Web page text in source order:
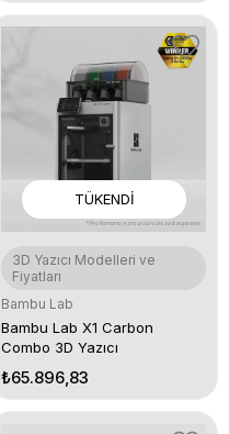
TÜKENDI
3D Yazıcı Modelleri ve
Fiyatları
Bambu Lab
Bambu Lab X1 Carbon
Combo 3D Yazıcı
₺65.896,83